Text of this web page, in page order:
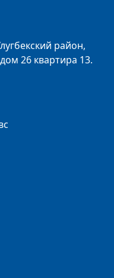
район,
26 квартира 13.